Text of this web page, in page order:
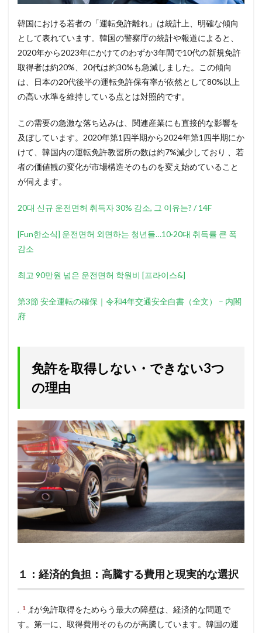
韓国における若者の「運転免許離れ」は統計上、明確な傾向
として表れています。韓国の警察庁の統計や報道によると、
2020年から2023年にかけてのわずか3年間で10代の新規免許
取得者は約20%、20代は約30%も急減しました。この傾向
は、日本の20代後半の運転免許保有率が依然として80%以上
の高い水準を維持している点とは対照的です。
この需要の急激な落ち込みは、関連産業にも直接的な影響を
及ぼしています。2020年第1四半期から2024年第1四半期にか
けて、韓国内の運転免許教習所の数は約7%減少しており 、若
者の価値観の変化が市場構造そのものを変え始めていること
が伺えます。
20대 신규 운전면허 취득자 30% 감소, 그 이유는? / 14F
[Fun한소식] 운전면허 외면하는 청년들…10·20대 취득률 큰 폭
감소
최고 90만원 넘은 운전면허 학원비 [프라이스&]
第3節 安全運転の確保｜令和4年交通安全白書（全文） – 内閣
府
免許を取得しない・できない3つ
の理由
１：経済的負担：高騰する費用と現実的な選択
若者が免許取得をためらう最大の障壁は、経済的な問題で
す。第一に、取得費用そのものが高騰しています。韓国の運